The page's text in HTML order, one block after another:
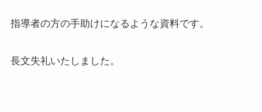
指導者の方の手助けになるような資料です。
長文失礼いたしました。